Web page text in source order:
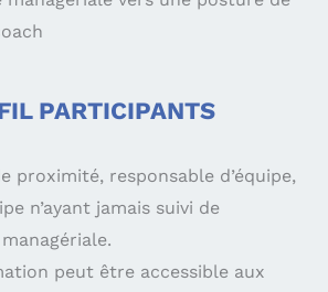
PARTICIPANTS
proximité, responsable d’équipe,
n’ayant jamais suivi de
peut être accessible aux